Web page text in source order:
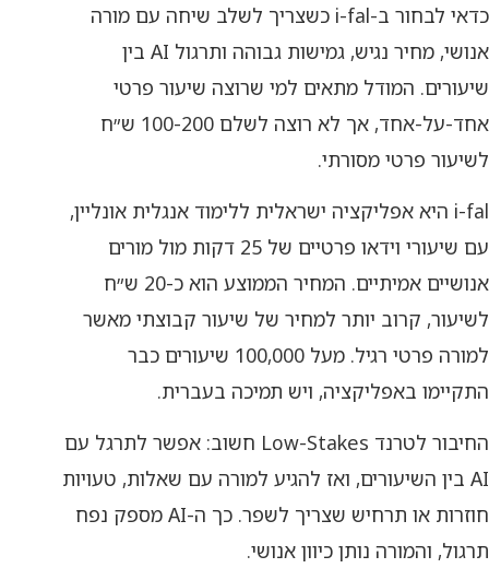
כדאי לבחור ב-i-fal כשצריך לשלב שיחה עם מורה
אנושי, מחיר נגיש, גמישות גבוהה ותרגול AI בין
שיעורים. המודל מתאים למי שרוצה שיעור פרטי
אחד-על-אחד, אך לא רוצה לשלם 100-200 ש״ח
לשיעור פרטי מסורתי.
i-fal היא אפליקציה ישראלית ללימוד אנגלית אונליין,
עם שיעורי וידאו פרטיים של 25 דקות מול מורים
אנושיים אמיתיים. המחיר הממוצע הוא כ-20 ש״ח
לשיעור, קרוב יותר למחיר של שיעור קבוצתי מאשר
למורה פרטי רגיל. מעל 100,000 שיעורים כבר
התקיימו באפליקציה, ויש תמיכה בעברית.
החיבור לטרנד Low-Stakes חשוב: אפשר לתרגל עם
AI בין השיעורים, ואז להגיע למורה עם שאלות, טעויות
חוזרות או תרחיש שצריך לשפר. כך ה-AI מספק נפח
תרגול, והמורה נותן כיוון אנושי.